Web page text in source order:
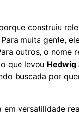
construiu
muita gente,
outros, o nome
que levou Hedwig
buscada por
versatilidade